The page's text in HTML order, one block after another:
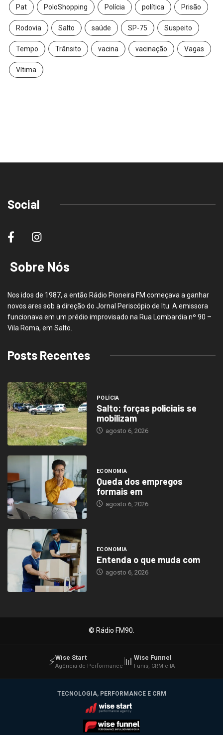
Pat PoloShopping Polícia política Prisão
Rodovia Salto saúde SP-75 Suspeito
Tempo Trânsito vacina vacinação Vagas
Vítima
Social
Sobre Nós
Nos idos de 1987, a então Rádio Pioneira FM começava a ganhar
novos ares sob a direção do Jornal Periscópio de Itu. A emissora
funcionava em um prédio improvisado na Rua Lombardia nº 90 –
Vila Roma, em Salto.
Posts Recentes
POLÍCIA
Salto: forças policiais se
mobilizam
agosto 6, 2026
ECONOMIA
Queda dos empregos
formais em
agosto 6, 2026
ECONOMIA
Entenda o que muda com
agosto 6, 2026
© Rádio FM90.
⚡Wise Start
Agência de Performance 📊 Wise Funnel
Funis, CRM e IA
TECNOLOGIA, PERFORMANCE E CRM
Wise Start
Wise Funnel